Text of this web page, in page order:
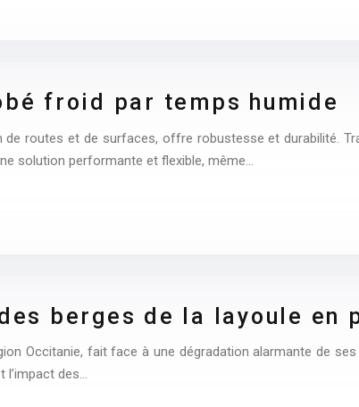
froid par temps humide
routes et de surfaces, offre robustesse et durabilité.
solution performante et flexible, même…
berges de la layoule en
Occitanie, fait face à une dégradation alarmante de
l’impact des…